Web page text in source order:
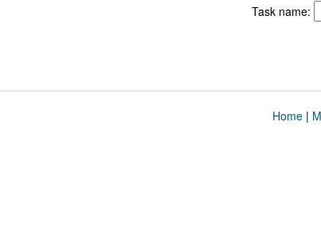
Task name:
Home|